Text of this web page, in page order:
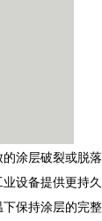
涂层破裂或脱落
设备提供更持久
保持涂层的完整